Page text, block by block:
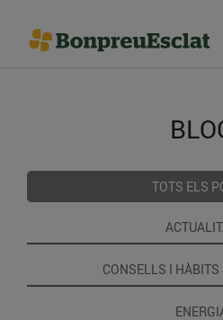
TOTS ELS
CONSELLS I